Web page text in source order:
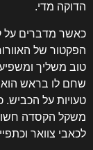
הדוקה מדי.
הפקטור של
טוב משליך
שחם לו בראש הוא
טעויות על
משקל הקסדה
לכאבי צוואר